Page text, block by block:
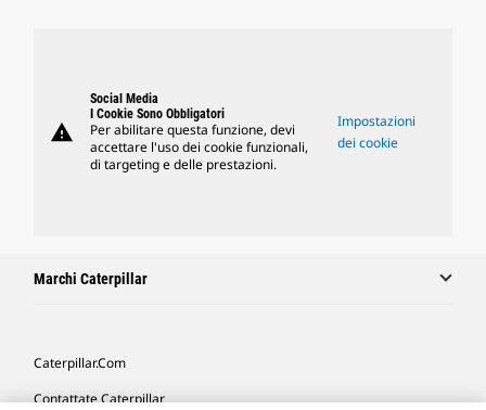
warning
Social Media
I Cookie Sono Obbligatori
Per abilitare questa funzione, devi
accettare l'uso dei cookie funzionali,
di targeting e delle prestazioni.
Impostazioni
dei cookie
Marchi Caterpillar
Caterpillar.com
Contattate Caterpillar